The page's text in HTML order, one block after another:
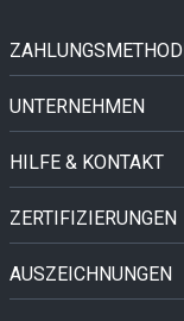
UNTERNEHMEN
HILFE & KONTAKT
ZERTIFIZIERUNGEN
AUSZEICHNUNGEN